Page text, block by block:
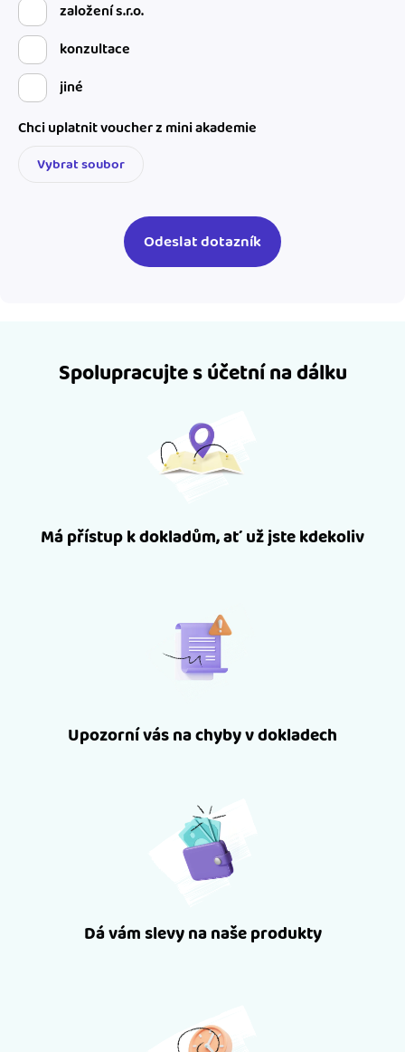
založení s.r.o.
konzultace
jiné
Chci uplatnit voucher z mini akademie
Vybrat soubor
Spolupracujte s účetní na dálku
Má přístup k dokladům, ať už jste kdekoliv
Upozorní vás na chyby v dokladech
Dá vám slevy na naše produkty